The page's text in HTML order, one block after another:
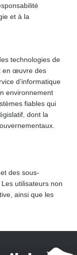
et à la
technologies de
en œuvre des
d’informatique
environnement
fiables qui
dont la
des sous-
utilisateurs non
ainsi que les